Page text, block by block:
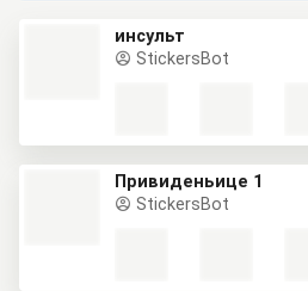
инсульт
StickersBot
Привиденьице 1
StickersBot